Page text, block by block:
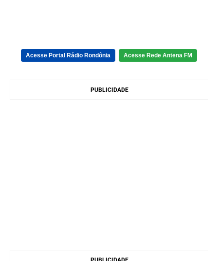
Acesse Portal Rádio Rondônia Acesse Rede Antena FM
PUBLICIDADE